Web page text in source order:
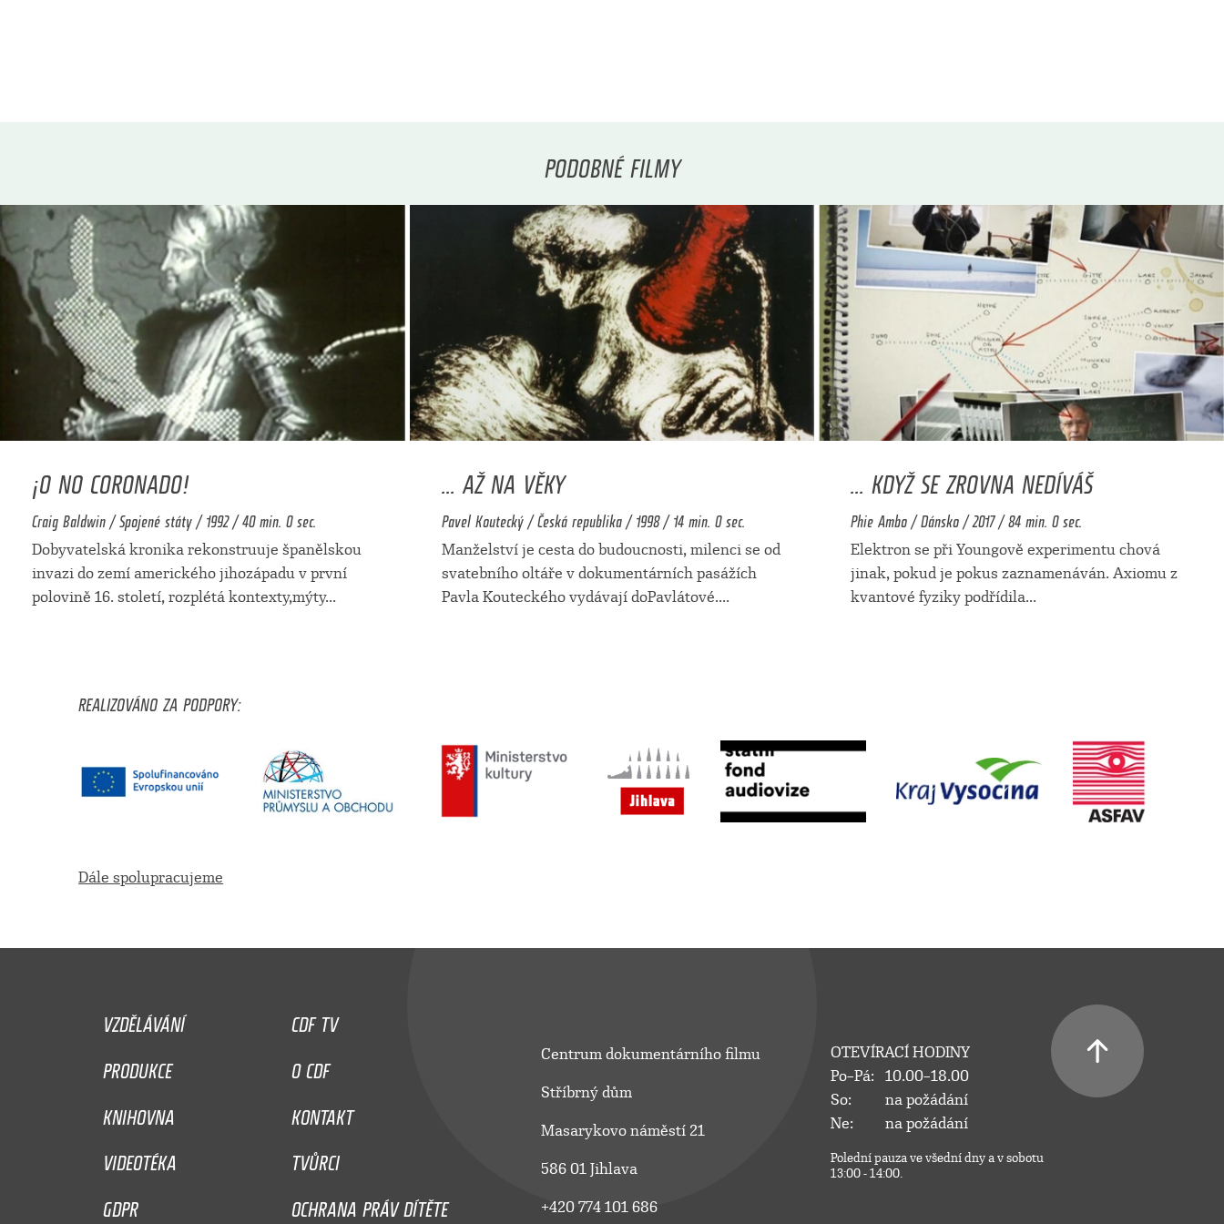
PODOBNÉ FILMY
¡O NO CORONADO!
Craig Baldwin / Spojené státy / 1992 / 40 min. 0 sec.
Dobyvatelská kronika rekonstruuje španělskou
invazi do zemí amerického jihozápadu v první
polovině 16. století, rozplétá kontexty,mýty...
... AŽ NA VĚKY
Pavel Koutecký / Česká republika / 1998 / 14 min. 0 sec.
Manželství je cesta do budoucnosti, milenci se od
svatebního oltáře v dokumentárních pasážích
Pavla Kouteckého vydávají doPavlátové....
... KDYŽ SE ZROVNA NEDÍVÁŠ
Phie Ambo / Dánsko / 2017 / 84 min. 0 sec.
Elektron se při Youngově experimentu chová
jinak, pokud je pokus zaznamenáván. Axiomu z
kvantové fyziky podřídila...
REALIZOVÁNO ZA PODPORY:
Dále spolupracujeme
VZDĚLÁVÁNÍ
CDF TV
PRODUKCE
O CDF
KNIHOVNA
KONTAKT
VIDEOTÉKA
TVŮRCI
GDPR
OCHRANA PRÁV DÍTĚTE
Centrum dokumentárního filmu
Stříbrný dům
Masarykovo náměstí 21
586 01 Jihlava
+420 774 101 686
OTEVÍRACÍ HODINY
Po–Pá:
10.00–18.00
So:
na požádání
Ne:
na požádání
Polední pauza ve všední dny a v sobotu
13:00 - 14:00.